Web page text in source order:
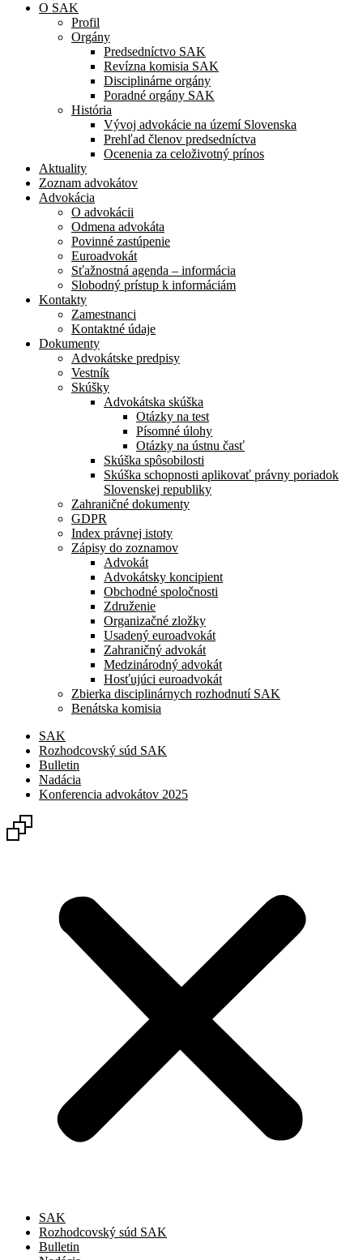
O SAK
Profil
Orgány
Predsedníctvo SAK
Revízna komisia SAK
Disciplinárne orgány
Poradné orgány SAK
História
Vývoj advokácie na území Slovenska
Prehľad členov predsedníctva
Ocenenia za celoživotný prínos
Aktuality
Zoznam advokátov
Advokácia
O advokácii
Odmena advokáta
Povinné zastúpenie
Euroadvokát
Sťažnostná agenda – informácia
Slobodný prístup k informáciám
Kontakty
Zamestnanci
Kontaktné údaje
Dokumenty
Advokátske predpisy
Vestník
Skúšky
Advokátska skúška
Otázky na test
Písomné úlohy
Otázky na ústnu časť
Skúška spôsobilosti
Skúška schopnosti aplikovať právny poriadok
Slovenskej republiky
Zahraničné dokumenty
GDPR
Index právnej istoty
Zápisy do zoznamov
Advokát
Advokátsky koncipient
Obchodné spoločnosti
Združenie
Organizačné zložky
Usadený euroadvokát
Zahraničný advokát
Medzinárodný advokát
Hosťujúci euroadvokát
Zbierka disciplinárnych rozhodnutí SAK
Benátska komisia
SAK
Rozhodcovský súd SAK
Bulletin
Nadácia
Konferencia advokátov 2025
SAK
Rozhodcovský súd SAK
Bulletin